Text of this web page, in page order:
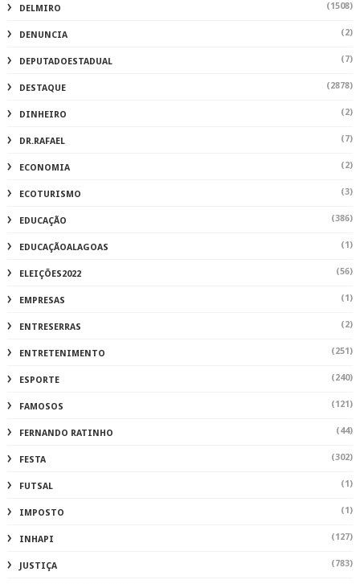
DELMIRO (1508)
DENUNCIA (2)
DEPUTADOESTADUAL (7)
DESTAQUE (2878)
DINHEIRO (2)
DR.RAFAEL (7)
ECONOMIA (2)
ECOTURISMO (3)
EDUCAÇÃO (386)
EDUCAÇÃOALAGOAS (1)
ELEIÇÕES2022 (56)
EMPRESAS (1)
ENTRESERRAS (2)
ENTRETENIMENTO (251)
ESPORTE (240)
FAMOSOS (121)
FERNANDO RATINHO (44)
FESTA (302)
FUTSAL (1)
IMPOSTO (1)
INHAPI (127)
JUSTIÇA (783)